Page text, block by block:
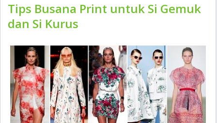
Tips Busana Print untuk Si Gemuk
dan Si Kurus